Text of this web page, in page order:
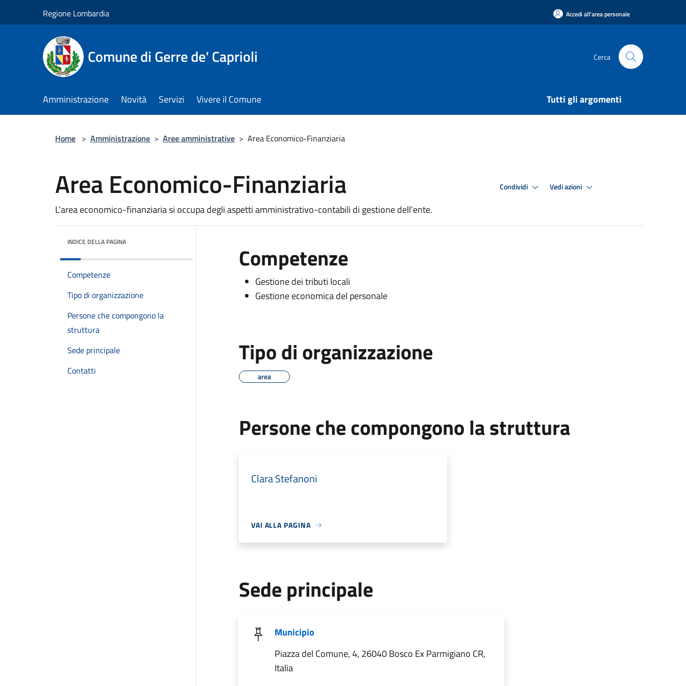
Regione Lombardia Accedi all'area personale
Comune di Gerre de' Caprioli Cerca
Amministrazione Novità Servizi Vivere il Comune Tutti gli argomenti
Home > Amministrazione > Aree amministrative > Area Economico-Finanziaria
Area Economico-Finanziaria
L’area economico-finanziaria si occupa degli aspetti amministrativo-contabili di gestione dell’ente.
Condividi Vedi azioni
INDICE DELLA PAGINA
Competenze
Tipo di organizzazione
Persone che compongono la
struttura
Sede principale
Contatti
Competenze
Gestione dei tributi locali
Gestione economica del personale
Tipo di organizzazione
area
Persone che compongono la struttura
Clara Stefanoni
VAI ALLA PAGINA
Sede principale
Municipio
Piazza del Comune, 4, 26040 Bosco Ex Parmigiano CR,
Italia